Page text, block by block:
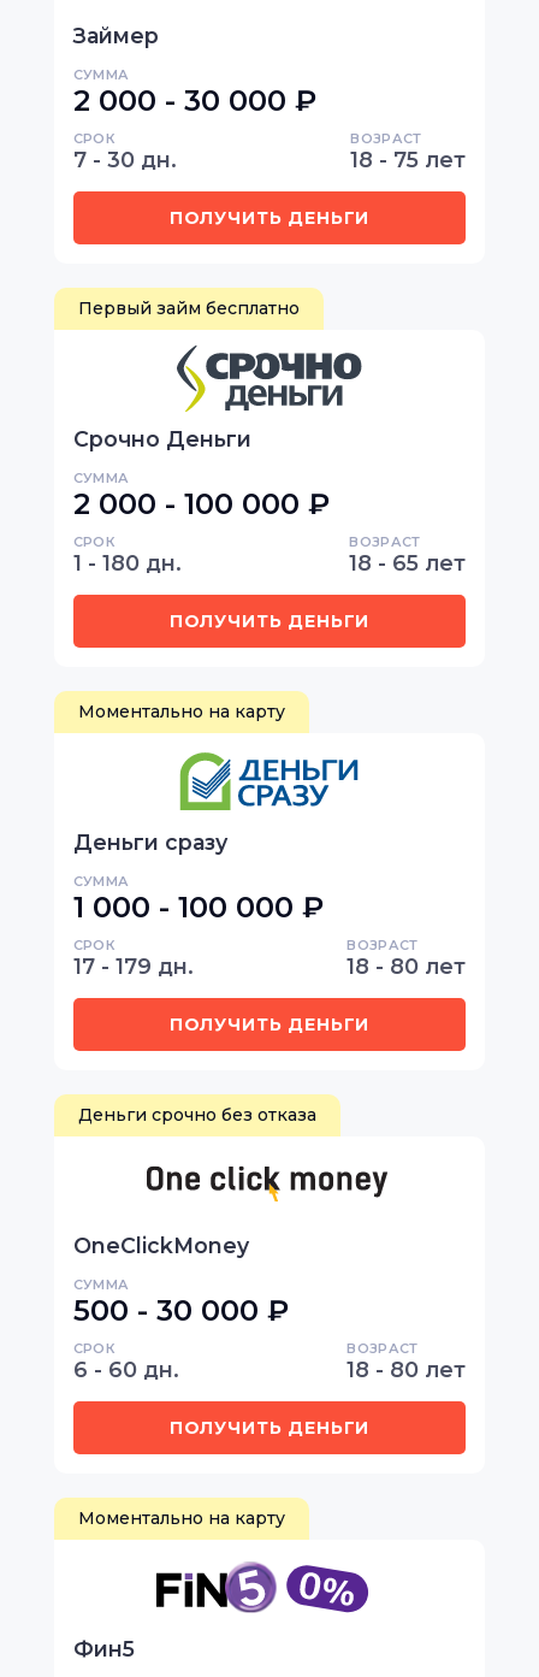
Займер
СУММА
2 000 - 30 000 ₽
СРОК
7 - 30 дн.
ВОЗРАСТ
18 - 75 лет
ПОЛУЧИТЬ ДЕНЬГИ
Первый займ бесплатно
Срочно Деньги
СУММА
2 000 - 100 000 ₽
СРОК
1 - 180 дн.
ВОЗРАСТ
18 - 65 лет
ПОЛУЧИТЬ ДЕНЬГИ
Моментально на карту
Деньги сразу
СУММА
1 000 - 100 000 ₽
СРОК
17 - 179 дн.
ВОЗРАСТ
18 - 80 лет
ПОЛУЧИТЬ ДЕНЬГИ
Деньги срочно без отказа
OneClickMoney
СУММА
500 - 30 000 ₽
СРОК
6 - 60 дн.
ВОЗРАСТ
18 - 80 лет
ПОЛУЧИТЬ ДЕНЬГИ
Моментально на карту
Фин5